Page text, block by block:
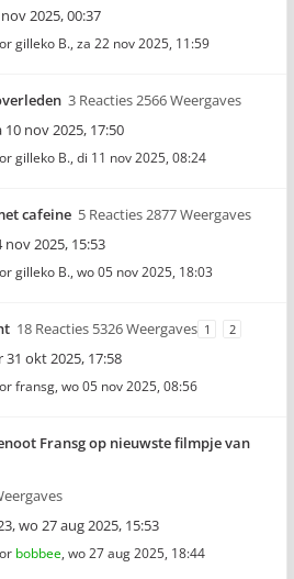
2025, 00:37
gilleko B., za 22 nov 2025, 11:59
3 Reacties 2566 Weergaves
10 nov 2025, 17:50
gilleko B., di 11 nov 2025, 08:24
cafeine 5 Reacties 2877 Weergaves
nov 2025, 15:53
gilleko B., wo 05 nov 2025, 18:03
18 Reacties 5326 Weergaves 1 2
31 okt 2025, 17:58
fransg, wo 05 nov 2025, 08:56
Fransg op nieuwste filmpje van
,wo 27 aug 2025, 15:53
bobbee, wo 27 aug 2025, 18:44